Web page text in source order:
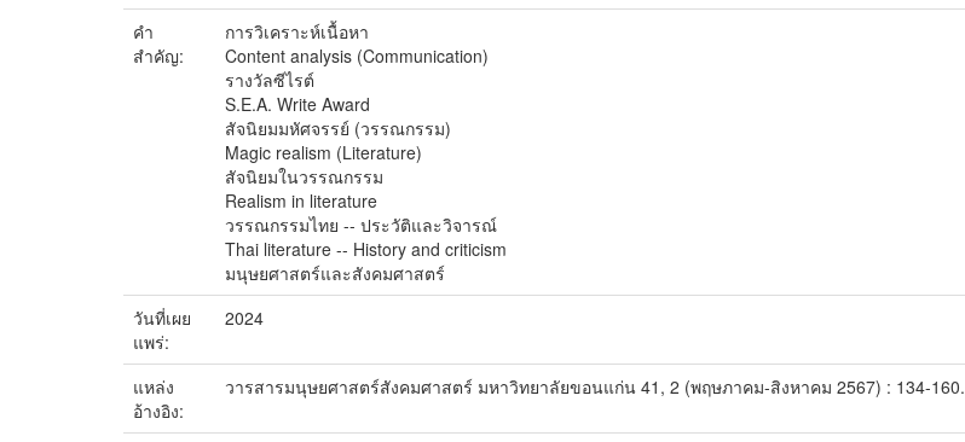
คำ
สำคัญ:
การวิเคราะห์เนื้อหา
Content analysis (Communication)
รางวัลซีไรต์
S.E.A. Write Award
สัจนิยมมหัศจรรย์ (วรรณกรรม)
Magic realism (Literature)
สัจนิยมในวรรณกรรม
Realism in literature
วรรณกรรมไทย -- ประวัติและวิจารณ์
Thai literature -- History and criticism
มนุษยศาสตร์และสังคมศาสตร์
วันที่เผย
แพร่:
2024
แหล่ง
อ้างอิง:
วารสารมนุษยศาสตร์สังคมศาสตร์ มหาวิทยาลัยขอนแก่น 41, 2 (พฤษภาคม-สิงหาคม 2567) : 134-160.